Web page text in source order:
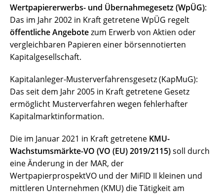
Wertpapiererwerbs- und Übernahmegesetz (WpÜG):
Das im Jahr 2002 in Kraft getretene WpÜG regelt
öffentliche Angebotezum Erwerb von Aktien oder
vergleichbaren Papieren einer börsennotierten
Kapitalgesellschaft.
Kapitalanleger-Musterverfahrensgesetz (KapMuG):
Das seit dem Jahr 2005 in Kraft getretene Gesetz
ermöglicht Musterverfahren wegen fehlerhafter
Kapitalmarktinformation.
Die im Januar 2021 in Kraft getretene KMU-
Wachstumsmärkte-VO (VO (EU) 2019/2115)soll durch
eine Änderung in der MAR, der
WertpapierprospektVO und der MiFID II kleinen und
mittleren Unternehmen (KMU) die Tätigkeit am